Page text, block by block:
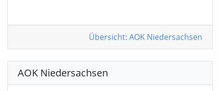
Übersicht: AOK Niedersachsen
AOK Niedersachsen